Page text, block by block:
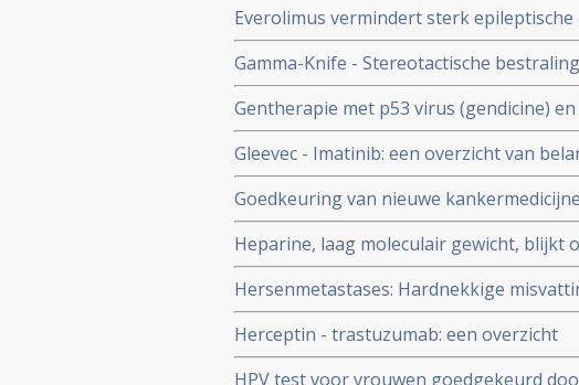
Everolimus vermindert sterk
sclerose complex, goedaardige
verbetert kwaliteit van leven aanzienlijk.
Gamma-Knife - Stereotactische
Gentherapie met p53 virus (gendicine)
verbeteringen bij patienten met
studie.
Gleevec - Imatinib: een overzicht van
met dit medicijn
Goedkeuring van nieuwe
geven in de praktijk slechts bij de helft
Heparine, laag moleculair gewicht,
solide tumoren en zonder uitzaaiïngen
studie
Hersenmetastases: Hardnekkige
hersenen maken dat veel patiënten
gevolgen voor therapeutisch effect op
Herceptin - trastuzumab: een overzicht
HPV test voor vrouwen goedgekeurd